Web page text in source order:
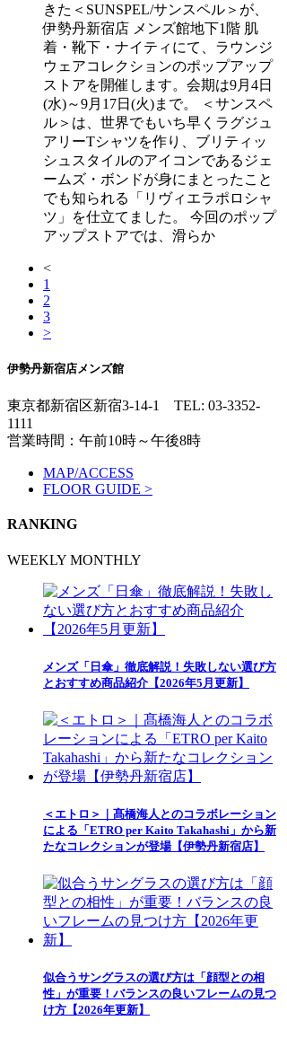
きた＜SUNSPEL/サンスペル＞が、
伊勢丹新宿店 メンズ館地下1階 肌
着・靴下・ナイティにて、ラウンジ
ウェアコレクションのポップアップ
ストアを開催します。会期は9月4日
(水)～9月17日(火)まで。 ＜サンスペ
ル＞は、世界でもいち早くラグジュ
アリーTシャツを作り、ブリティッ
シュスタイルのアイコンであるジェ
ームズ・ボンドが身にまとったこと
でも知られる「リヴィエラポロシャ
ツ」を仕立てました。 今回のポップ
アップストアでは、滑らか
<
1
2
3
>
伊勢丹新宿店メンズ館
東京都新宿区新宿3-14-1 TEL: 03-3352-
1111
営業時間：午前10時～午後8時
MAP/ACCESS
FLOOR GUIDE >
RANKING
WEEKLY MONTHLY
メンズ「日傘」徹底解説！失敗しない選び方
とおすすめ商品紹介【2026年5月更新】
＜エトロ＞｜髙橋海人とのコラボレーション
による「ETRO per Kaito Takahashi」から新
たなコレクションが登場【伊勢丹新宿店】
似合うサングラスの選び方は「顔型との相
性」が重要！バランスの良いフレームの見つ
け方【2026年更新】